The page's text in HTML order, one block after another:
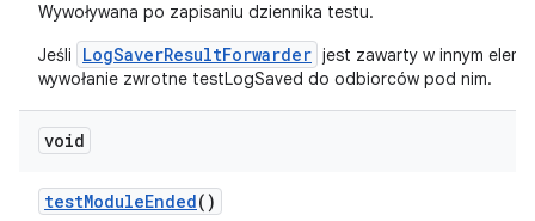
Wywoływana po zapisaniu dziennika testu.
Jeśli
LogSaverResultForwarder jest zawarty w innym
wywołanie zwrotne testLogSaved do odbiorców pod nim.
void
testModuleEnded()